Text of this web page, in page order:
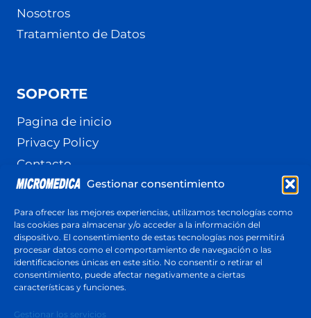
Gestionar consentimiento
Para ofrecer las mejores experiencias, utilizamos tecnologías como
las cookies para almacenar y/o acceder a la información del
dispositivo. El consentimiento de estas tecnologías nos permitirá
procesar datos como el comportamiento de navegación o las
identificaciones únicas en este sitio. No consentir o retirar el
consentimiento, puede afectar negativamente a ciertas
características y funciones.
Gestionar los servicios
Nosotros
Tratamiento de Datos
SOPORTE
Pagina de inicio
Privacy Policy
Contacto
Terminos y Condiciones
Política de cookies (UE)
Cotización
Respuesta en menos de 24 horas